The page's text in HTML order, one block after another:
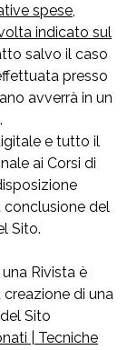
spese,
indicato sul
salvo il caso
presso
avverrà in un
e tutto il
ai Corsi di
conclusione del
Sito.
Rivista è
di una
Sito
| Tecniche